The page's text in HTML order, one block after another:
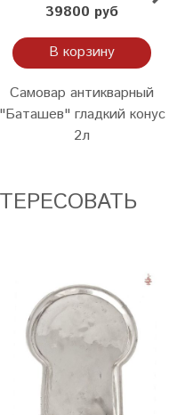
39800 руб
В корзину
Самовар антикварный
"Баташев" гладкий конус
2л